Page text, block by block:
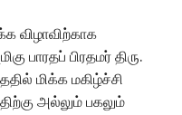
விழாவிற்காக
பாரதப் பிரதமர் திரு.
மிக்க மகிழ்ச்சி
அல்லும் பகலும்